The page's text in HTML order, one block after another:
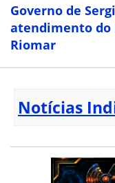
Governo de
atendimento do
Riomar
Notícias